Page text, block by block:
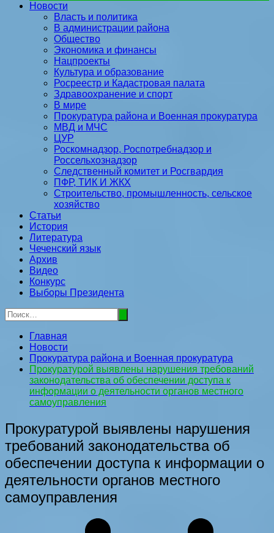
Новости
Власть и политика
В администрации района
Общество
Экономика и финансы
Нацпроекты
Культура и образование
Росреестр и Кадастровая палата
Здравоохранение и спорт
В мире
Прокуратура района и Военная прокуратура
МВД и МЧС
ЦУР
Роскомнадзор, Роспотребнадзор и
Россельхознадзор
Следственный комитет и Росгвардия
ПФР, ТИК И ЖКХ
Строительство, промышленность, сельское
хозяйство
Статьи
История
Литература
Чеченский язык
Архив
Видео
Конкурс
Выборы Президента
Главная
Новости
Прокуратура района и Военная прокуратура
Прокуратурой выявлены нарушения требований
законодательства об обеспечении доступа к
информации о деятельности органов местного
самоуправления
Прокуратурой выявлены нарушения
требований законодательства об
обеспечении доступа к информации о
деятельности органов местного
самоуправления